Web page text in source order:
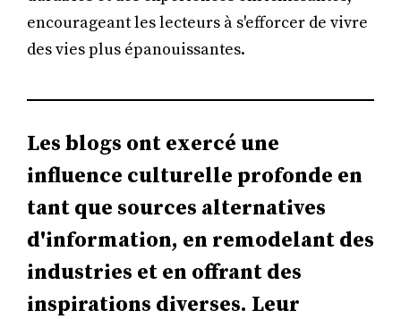
encourageant les lecteurs à s'efforcer de vivre
des vies plus épanouissantes.
Les blogs ont exercé une
influence culturelle profonde en
tant que sources alternatives
d'information, en remodelant des
industries et en offrant des
inspirations diverses. Leur